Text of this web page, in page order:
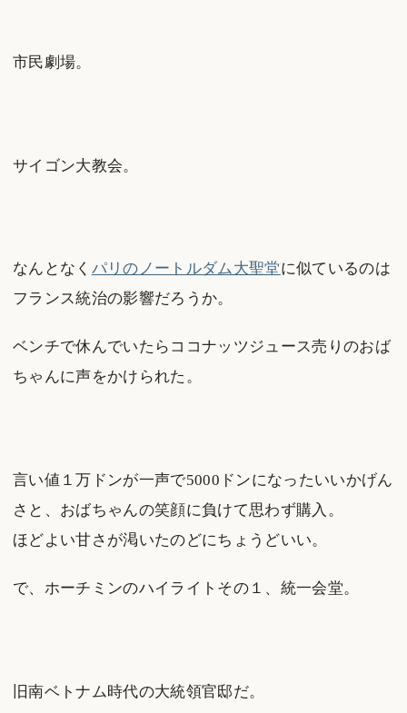
市民劇場。
サイゴン大教会。
なんとなく パリのノートルダム大聖堂に似ているのは
フランス統治の影響だろうか。
ベンチで休んでいたらココナッツジュース売りのおば
ちゃんに声をかけられた。
言い値１万ドンが一声で5000ドンになったいいかげん
さと、おばちゃんの笑顔に負けて思わず購入。
ほどよい甘さが渇いたのどにちょうどいい。
で、ホーチミンのハイライトその１、統一会堂。
旧南ベトナム時代の大統領官邸だ。